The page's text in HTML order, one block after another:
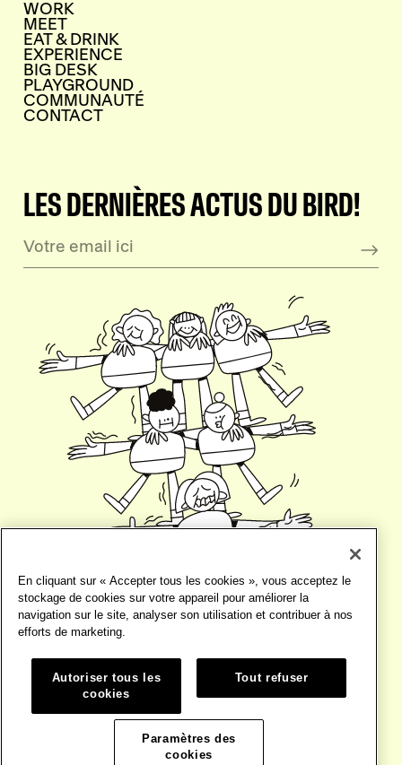
WORK
MEET
EAT & DRINK
EXPERIENCE
BIG DESK
PLAYGROUND
COMMUNAUTÉ
CONTACT
LES DERNIÈRES ACTUS DU BIRD!
©2026 TERMES ET CONDITIONS
WEBSITE PARBASE DESIGN
En cliquant sur « Accepter tous les cookies », vous acceptez le
stockage de cookies sur votre appareil pour améliorer la
navigation sur le site, analyser son utilisation et contribuer à nos
efforts de marketing.
Autoriser tous les
cookies
Tout refuser
Paramètres des
cookies